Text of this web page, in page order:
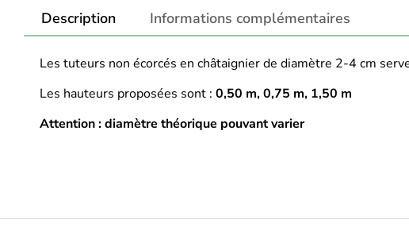
Description Informations complémentaires
Les tuteurs non écorcés en châtaignier de diamètre 2-4 cm
Les hauteurs proposées sont : 0,50 m, 0,75 m, 1,50 m
Attention : diamètre théorique pouvant varier